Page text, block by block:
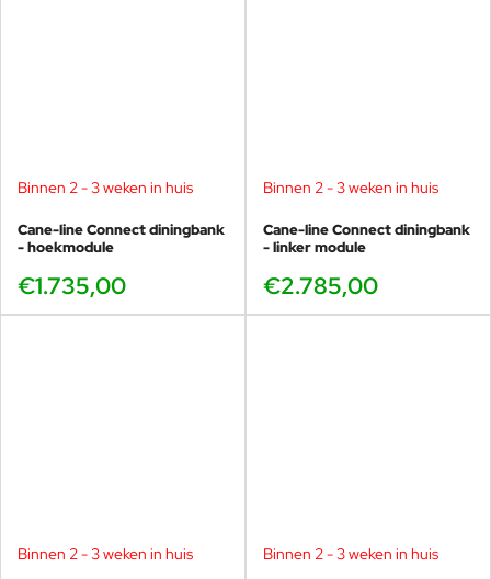
Binnen 2 - 3 weken in huis
Cane-line Connect diningbank
- hoekmodule
€1.735,00
Binnen 2 - 3 weken in huis
Cane-line Connect diningbank
- linker module
€2.785,00
Binnen 2 - 3 weken in huis Binnen 2 - 3 weken in huis